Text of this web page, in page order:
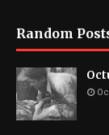
Random